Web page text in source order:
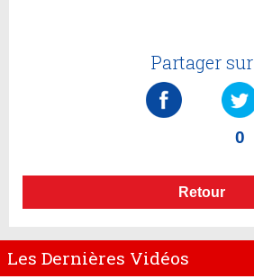
Partager sur
0
Retour
Les Dernières Vidéos